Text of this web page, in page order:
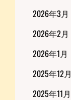
2026年3月
2026年2月
2026年1月
2025年12月
2025年11月